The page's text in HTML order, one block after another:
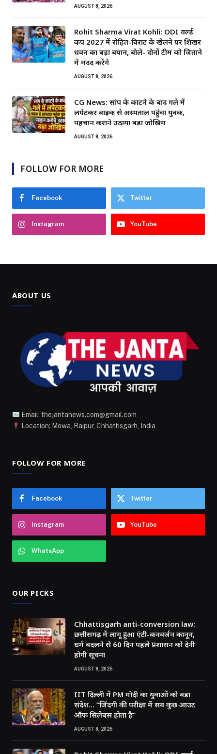
AUGUST 8, 2026
Rohit Sharma Virat Kohli: ODI वर्ल्ड
कप 2027 में रोहित-विराट के खेलने पर शिखर
धवन का बड़ा बयान, बोले- दोनों टीम को जिताने
में मदद करेंगे
AUGUST 8, 2026
CG News: सांप के काटने के बाद गले में
लपेटकर बाइक से अस्पताल पहुंचा युवक,
पहचान कराने उठाया बड़ा जोखिम
AUGUST 8, 2026
FOLLOW FOR MORE
Facebook Twitter
Instagram YouTube
ABOUT US
Email: thejantanews.com@gmail.com
Location: Mowa, Raipur, Chhattisgarh, India
FOLLOW FOR MORE
Facebook Twitter
Instagram YouTube
WhatsApp
OUR PICKS
Chhattisgarh anti-conversion law:
छत्तीसगढ़ में लागू हुआ एंटी-कनवर्जन कानून,
धर्म बदलने से 60 दिन पहले प्रशासन को देनी
होगी सूचना
AUGUST 8, 2026
IIT दिल्ली में PM मोदी का युवाओं को बड़ा
संदेश… “जिंदगी की परीक्षा में सब कुछ आउट
ऑफ सिलेबस होता है”
AUGUST 8, 2026